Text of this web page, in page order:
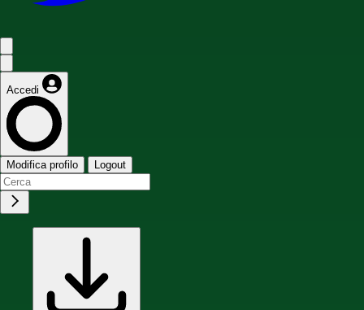
Accedi
Modifica profilo Logout